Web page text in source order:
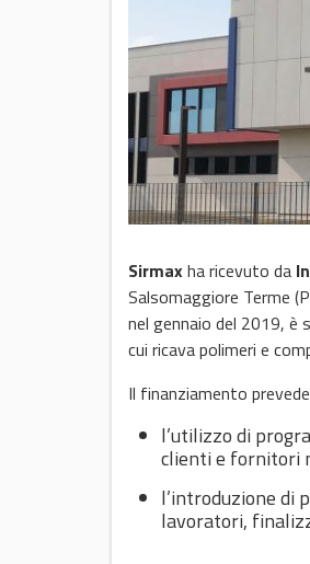
Sirmaxha ricevuto da
Salsomaggiore Terme
nel gennaio del 2019, è
cui ricava polimeri e
Il finanziamento
l’utilizzo di
clienti e fornitori
l’introduzione di
lavoratori,